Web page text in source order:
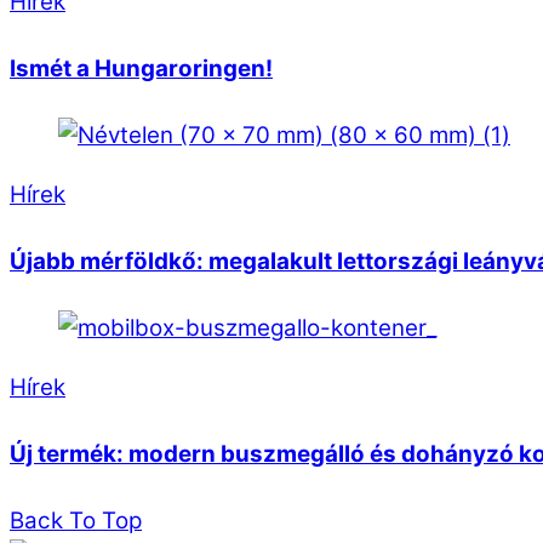
Ismét a Hungaroringen!
Hírek
Újabb mérföldkő: megalakult lettországi
Hírek
Új termék: modern buszmegálló és dohányzó
Back To Top